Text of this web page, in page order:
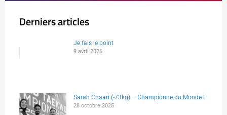
Derniers articles
Je fais le point
9 avril 2026
Sarah Chaari (-73kg) – Championne du Monde !
28 octobre 2025